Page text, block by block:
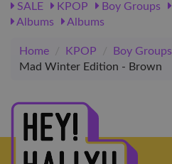
SALE
KPOP Boy Groups
Albums
Albums
Home / KPOP / Boy Groups
Mad Winter Edition - Brown